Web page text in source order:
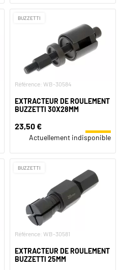
BUZZETTI
Référence: WB-30584
EXTRACTEUR DE ROULEMENT
BUZZETTI 30X28MM
23,50 €
Actuellement indisponible
BUZZETTI
Référence: WB-30581
EXTRACTEUR DE ROULEMENT
BUZZETTI 25MM